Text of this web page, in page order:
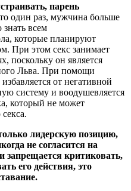
парень
один раз, мужчина больше
всем
которые планируют
При этом секс занимает
поскольку он является
Льва. При помощи
от негативной
систему и воодушевляется
который не может
лидерскую позицию,
не согласится на
запрещается критиковать,
его действия, это